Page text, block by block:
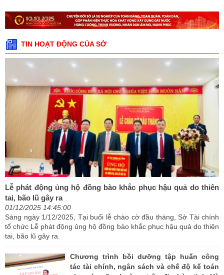
TIN HOẠT ĐỘNG CỦA SỞ
Lễ phát động ủng hộ đồng bào khắc phục hậu quả do thiên
tai, bão lũ gây ra
01/12/2025 14:45:00
Sáng ngày 1/12/2025, Tại buổi lễ chào cờ đầu tháng, Sở Tài chính
tổ chức Lễ phát động ủng hộ đồng bào khắc phục hậu quả do thiên
tai, bão lũ gây ra.
Chương trình bồi dưỡng tập huấn công
tác tài chính, ngân sách và chế độ kế toán